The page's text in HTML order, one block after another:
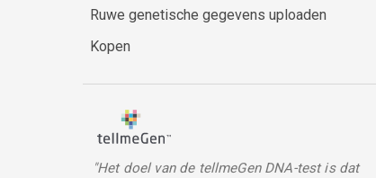
Ruwe genetische gegevens uploaden
Kopen
"Het doel van de tellmeGen DNA-test is dat